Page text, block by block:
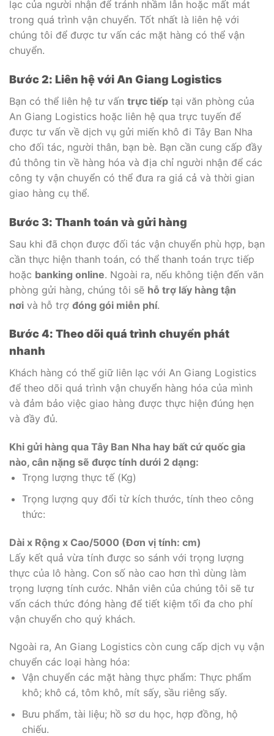
lạc của người nhận để tránh nhầm lẫn hoặc mất mát
trong quá trình vận chuyển. Tốt nhất là liên hệ với
chúng tôi để được tư vấn các mặt hàng có thể vận
chuyển.
Bước 2: Liên hệ với An Giang Logistics
Bạn có thể liên hệ tư vấn trực tiếp tại văn phòng của
An Giang Logistics hoặc liên hệ qua trực tuyến để
được tư vấn về dịch vụ gửi miến khô đi Tây Ban Nha
cho đối tác, người thân, bạn bè. Bạn cần cung cấp đầy
đủ thông tin về hàng hóa và địa chỉ người nhận để các
công ty vận chuyển có thể đưa ra giá cả và thời gian
giao hàng cụ thể.
Bước 3: Thanh toán và gửi hàng
Sau khi đã chọn được đối tác vận chuyển phù hợp, bạn
cần thực hiện thanh toán, có thể thanh toán trực tiếp
hoặc banking online. Ngoài ra, nếu không tiện đến văn
phòng gửi hàng, chúng tôi sẽ hỗ trợ lấy hàng tận
nơi và hỗ trợ đóng gói miễn phí.
Bước 4: Theo dõi quá trình chuyển phát
nhanh
Khách hàng có thể giữ liên lạc với An Giang Logistics
để theo dõi quá trình vận chuyển hàng hóa của mình
và đảm bảo việc giao hàng được thực hiện đúng hẹn
và đầy đủ.
Khi gửi hàng qua Tây Ban Nha hay bất cứ quốc gia
nào, cân nặng sẽ được tính dưới 2 dạng:
Trọng lượng thực tế (Kg)
Trọng lượng quy đổi từ kích thước, tính theo công
thức:
Dài x Rộng x Cao/5000 (Đơn vị tính: cm)
Lấy kết quả vừa tính được so sánh với trọng lượng
thực của lô hàng. Con số nào cao hơn thì dùng làm
trọng lượng tính cước. Nhân viên của chúng tôi sẽ tư
vấn cách thức đóng hàng để tiết kiệm tối đa cho phí
vận chuyển cho quý khách.
Ngoài ra, An Giang Logistics còn cung cấp dịch vụ vận
chuyển các loại hàng hóa:
Vận chuyển các mặt hàng thực phẩm: Thực phẩm
khô; khô cá, tôm khô, mít sấy, sầu riêng sấy.
Bưu phẩm, tài liệu; hồ sơ du học, hợp đồng, hộ
chiếu.